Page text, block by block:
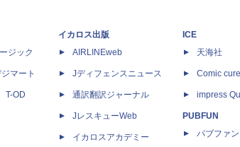
ジック
マート
T-OD
イカロス出版
AIRLINEweb
Jディフェンスニュース
通訳翻訳ジャーナル
JレスキューWeb
イカロスアカデミー
ICE
天海社
Comic
impress
PUBFUN
パブファ